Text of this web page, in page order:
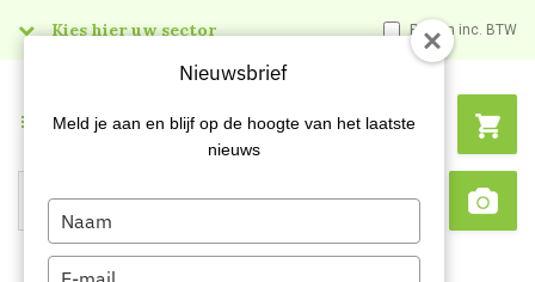
Kies hier uw sector Prijzen inc. BTW
Search
Menu
Nieuwsbrief
Meld je aan en blijf op de hoogte van het laatste
nieuws
Type
your
name
Type